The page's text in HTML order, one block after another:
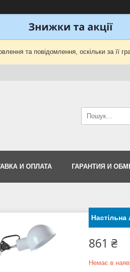
та повідомлення, оскільки за її
И ОПЛАТА ГАРАНТИЯ И
Настільна
861 ₴
Немає в